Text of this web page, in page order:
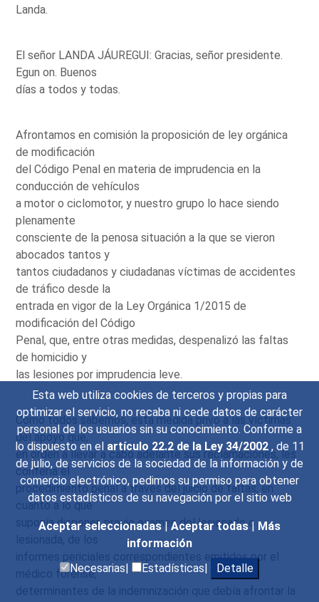
Esta web utiliza cookies de terceros y propias para
optimizar el servicio, no recaba ni cede datos de carácter
personal de los usuarios sin su conocimiento. Conforme a
lo dispuesto en el artículo 22.2 de la Ley 34/2002 , de 11
de julio, de servicios de la sociedad de la información y de
comercio electrónico, pedimos su permiso para obtener
datos estadísticos de su navegación por el sitio web
Aceptar seleccionadas|Aceptar todas| Más
información
Necesarias|
Estadísticas| Detalle
Landa.
El señor LANDA JÁUREGUI: Gracias, señor presidente.
Egun on. Buenos
días a todos y todas.
Afrontamos en comisión la proposición de ley orgánica
de modificación
del Código Penal en materia de imprudencia en la
conducción de vehículos
a motor o ciclomotor, y nuestro grupo lo hace siendo
plenamente
consciente de la penosa situación a la que se vieron
abocados tantos y
tantos ciudadanos y ciudadanas víctimas de accidentes
de tráfico desde la
entrada en vigor de la Ley Orgánica 1/2015 de
modificación del Código
Penal, que, entre otras medidas, despenalizó las faltas
de homicidio y
las lesiones por imprudencia leve.
Como todos sabemos, esta medida privó a las víctimas
del apoyo que,
en orden a llevar a cabo adelante sus reclamaciones, les
confería el
procedimiento penal a través del juicio de faltas, en
cuanto a lo que
suponía disponer, previo examen del lesionado o
lesionada, de los
informes periciales correspondientes emitidos por el
médico forense,
determinantes de la indemnización que debía afrontar la